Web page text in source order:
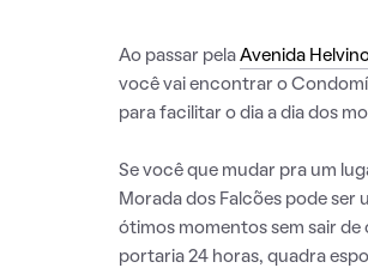
Ao passar pela Avenida
você vai encontrar o
para facilitar o dia a dia dos
Se você que mudar pra um
Morada dos Falcões pode ser
ótimos momentos sem sair
portaria 24 horas, quadra